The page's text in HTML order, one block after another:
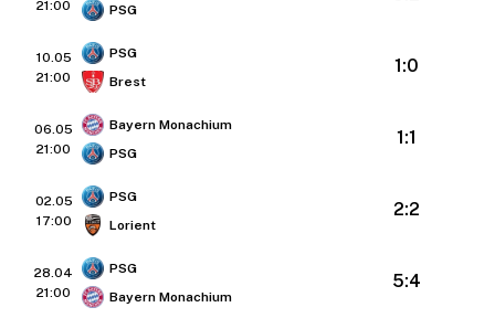
21:00
PSG
10.05
21:00
PSG
Brest
1:0
06.05
21:00
Bayern Monachium
PSG
1:1
02.05
17:00
PSG
Lorient
2:2
28.04
21:00
PSG
Bayern Monachium
5:4